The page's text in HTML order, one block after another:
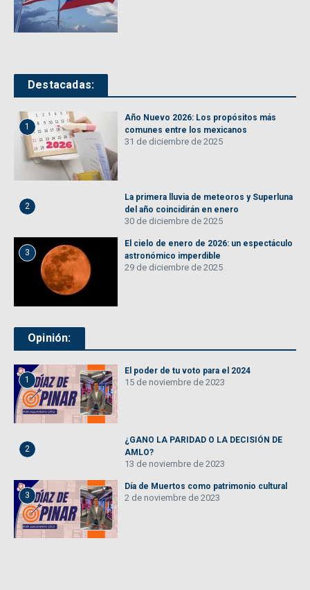
Destacadas:
1
Año Nuevo 2026: Los propósitos más
comunes entre los mexicanos
31 de diciembre de 2025
2
La primera lluvia de meteoros y Superluna
del año coincidirán en enero
30 de diciembre de 2025
3
El cielo de enero de 2026: un espectáculo
astronómico imperdible
29 de diciembre de 2025
Opinión:
1
El poder de tu voto para el 2024
15 de noviembre de 2023
2
¿GANO LA PARIDAD O LA DECISIÓN DE
AMLO?
13 de noviembre de 2023
3
Día de Muertos como patrimonio cultural
2 de noviembre de 2023